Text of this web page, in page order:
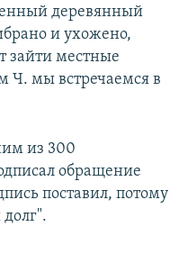
деревянный
и ухожено,
зайти местные
Ч. мы встречаемся в
из 300
обращение
поставил, потому